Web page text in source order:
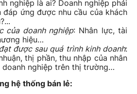
nghiệp là ai? Doanh nghiệp phải
đáp ứng được nhu cầu của khách
của doanh nghiệp: Nhân lực, tài
hiệu…
được sau quá trình kinh doanh:
thị phần, thu nhập của nhân
doanh nghiệp trên thị trường…
hệ thống bán lẻ: